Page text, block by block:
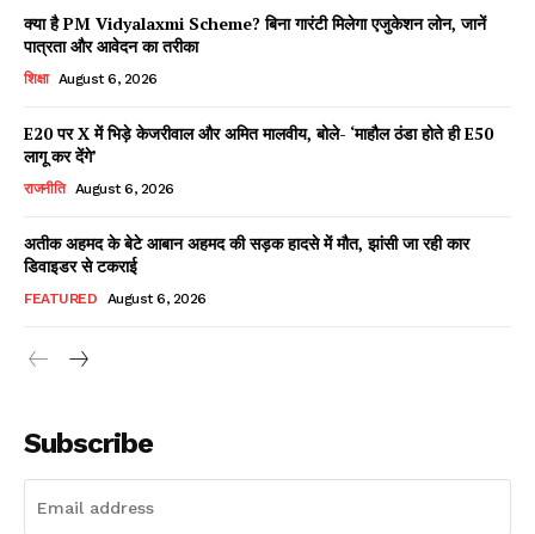
Facebook
Read Latest News on AIN
NEWS 1 App
क्या है PM Vidyalaxmi Scheme? बिना गारंटी मिलेगा एजुकेशन लोन, जानें
पात्रता और आवेदन का तरीका
शिक्षा August 6, 2026
E20 पर X में भिड़े केजरीवाल और अमित मालवीय, बोले- ‘माहौल ठंडा होते ही E50
लागू कर देंगे’
राजनीति August 6, 2026
अतीक अहमद के बेटे आबान अहमद की सड़क हादसे में मौत, झांसी जा रही कार
डिवाइडर से टकराई
FEATURED August 6, 2026
Subscribe